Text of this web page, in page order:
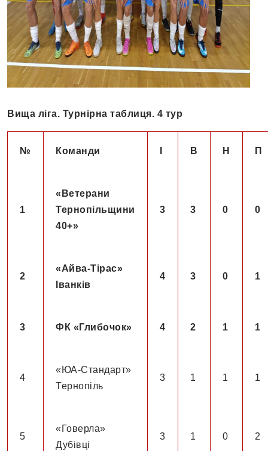
Вища ліга. Турнірна таблиця. 4 тур
№ Команди В Н П
1
«Ветерани
Тернопільщини
40+»
3 3 0 0
2
«Айва-Тірас»
Іванків
4 3 0 1
3 ФК «Глибочок» 4 2 1 1
4
«ЮА-Стандарт»
Тернопіль
3 1 1 1
5
«Говерла»
Дубівці
3 1 0 2